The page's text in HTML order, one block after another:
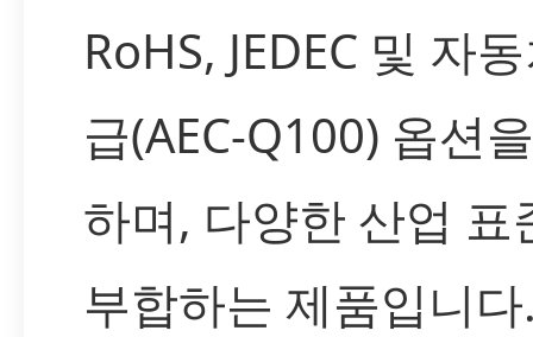
RoHS, JEDEC 및 자
급(AEC-Q100) 옵션
하며, 다양한 산업 표
부합하는 제품입니